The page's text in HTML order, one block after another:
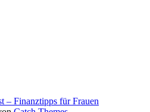
– Finanztipps für Frauen